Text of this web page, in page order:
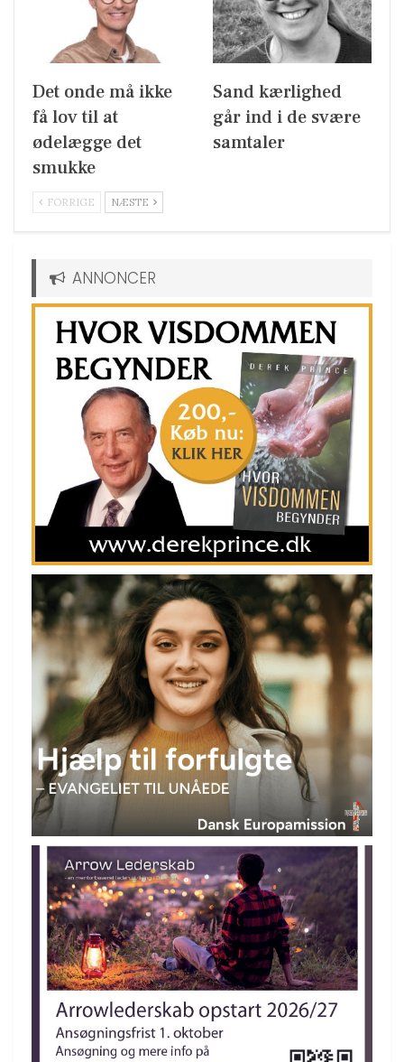
Det onde må ikke
få lov til at
ødelægge det
smukke
Sand kærlighed
går ind i de svære
samtaler
FORRIGE NÆSTE
ANNONCER